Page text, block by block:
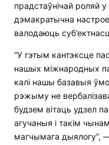
прадстаўнічай роляй у
дэмакратычна
валодаюць
“У гэтым кантэксце
нашых міжнародных
калі нашы базавыя
рэжыму не
будзем вітаць удзел
агучаныя і такім
магчымага дыялогу”,